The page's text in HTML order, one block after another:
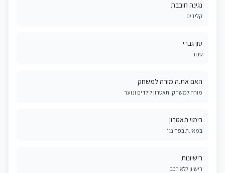
נגינה חובבת
קלידים
טון גברי
טנור
האם את.ה מורה למשחק
מורה למשחק ותאטרון לילדים ונוער
בימוי תאטרון
במאי.ת בפרינג'
רישיונות
רישיון ללא רכב